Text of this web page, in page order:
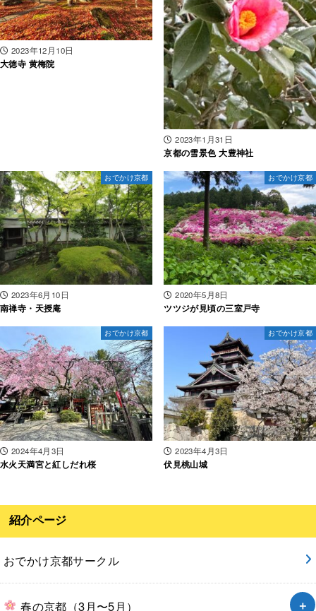
2023年12月10日
大徳寺 黄梅院
2023年1月31日
京都の雪景色 大豊神社
おでかけ京都
2023年6月10日
南禅寺・天授庵
おでかけ京都
2020年5月8日
ツツジが見頃の三室戸寺
おでかけ京都
2024年4月3日
水火天満宮と紅しだれ桜
おでかけ京都
2023年4月3日
伏見桃山城
紹介ページ
おでかけ京都サークル
春の京都（3月〜5月）